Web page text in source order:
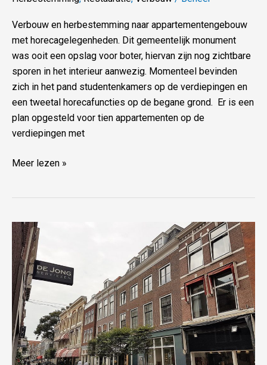
Verbouw en herbestemming naar appartementengebouw
met horecagelegenheden. Dit gemeentelijk monument
was ooit een opslag voor boter, hiervan zijn nog zichtbare
sporen in het interieur aanwezig. Momenteel bevinden
zich in het pand studentenkamers op de verdiepingen en
een tweetal horecafuncties op de begane grond. Er is een
plan opgesteld voor tien appartementen op de
verdiepingen met
Meer lezen »
Gierstraat
Haarlem